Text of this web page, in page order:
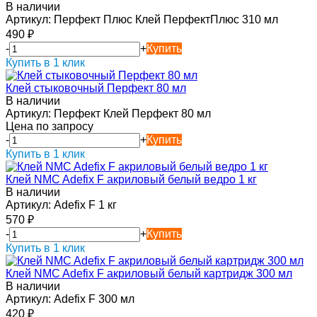
В наличии
Артикул: Перфект Плюс Клей ПерфектПлюс 310 мл
490 ₽
-
+Купить
Купить в 1 клик
Клей стыковочный Перфект 80 мл
В наличии
Артикул: Перфект Клей Перфект 80 мл
Цена по запросу
-
+Купить
Купить в 1 клик
Клей NMC Adefix F акриловый белый ведро 1 кг
В наличии
Артикул: Adefix F 1 кг
570 ₽
-
+Купить
Купить в 1 клик
Клей NMC Adefix F акриловый белый картридж 300 мл
В наличии
Артикул: Adefix F 300 мл
420 ₽